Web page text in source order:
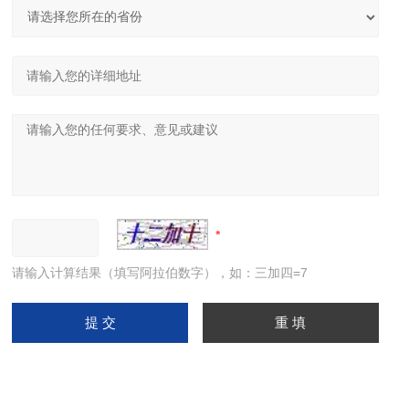
请输入计算结果（填写阿拉伯数字），如：三加四=7